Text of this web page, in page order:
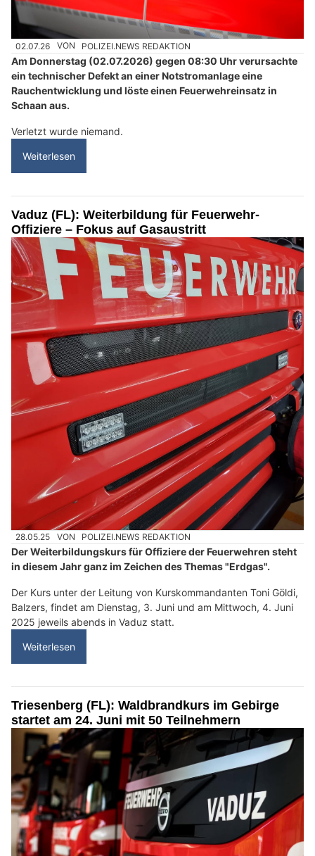
02.07.26 VON POLIZEI.NEWS REDAKTION
Am Donnerstag (02.07.2026) gegen 08:30 Uhr verursachte
ein technischer Defekt an einer Notstromanlage eine
Rauchentwicklung und löste einen Feuerwehreinsatz in
Schaan aus.
Verletzt wurde niemand.
Weiterlesen
Vaduz (FL): Weiterbildung für Feuerwehr-
Offiziere – Fokus auf Gasaustritt
28.05.25 VON POLIZEI.NEWS REDAKTION
Der Weiterbildungskurs für Offiziere der Feuerwehren steht
in diesem Jahr ganz im Zeichen des Themas "Erdgas".
Der Kurs unter der Leitung von Kurskommandanten Toni Göldi,
Balzers, findet am Dienstag, 3. Juni und am Mittwoch, 4. Juni
2025 jeweils abends in Vaduz statt.
Weiterlesen
Triesenberg (FL): Waldbrandkurs im Gebirge
startet am 24. Juni mit 50 Teilnehmern